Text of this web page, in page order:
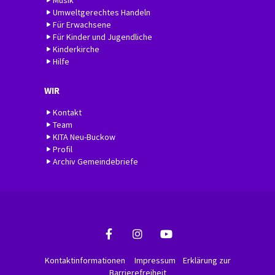
Umweltgerechtes Handeln
Für Erwachsene
Für Kinder und Jugendliche
Kinderkirche
Hilfe
WIR
Kontakt
Team
KITA Neu-Buckow
Profil
Archiv Gemeindebriefe
Kontaktinformationen Impressum
Erklärung zur
Barrierefreiheit